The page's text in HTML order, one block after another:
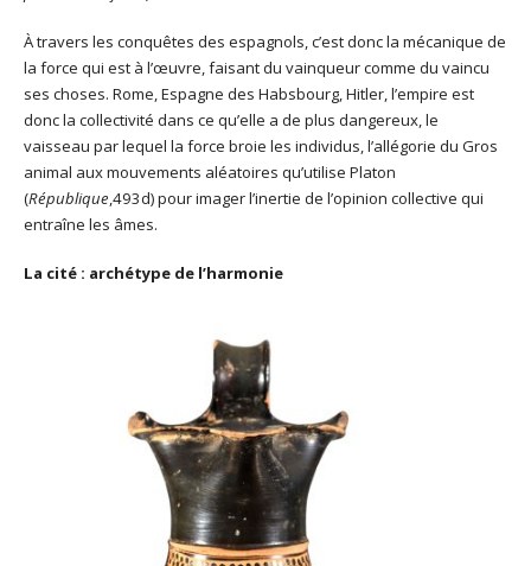
À travers les conquêtes des espagnols, c’est donc la mécanique de
la force qui est à l’œuvre, faisant du vainqueur comme du vaincu
ses choses. Rome, Espagne des Habsbourg, Hitler, l’empire est
donc la collectivité dans ce qu’elle a de plus dangereux, le
vaisseau par lequel la force broie les individus, l’allégorie du Gros
animal aux mouvements aléatoires qu’utilise Platon
(République,493d) pour imager l’inertie de l’opinion collective qui
entraîne les âmes.
La cité : archétype de l’harmonie